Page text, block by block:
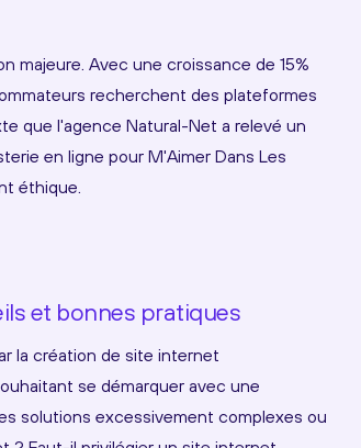
majeure. Avec une croissance de 15%
recherchent des plateformes
que l'agence Natural-Net a relevé un
en ligne pour M'Aimer Dans Les
éthique.
et bonnes pratiques
la création de site internet
se démarquer avec une
solutions excessivement complexes ou